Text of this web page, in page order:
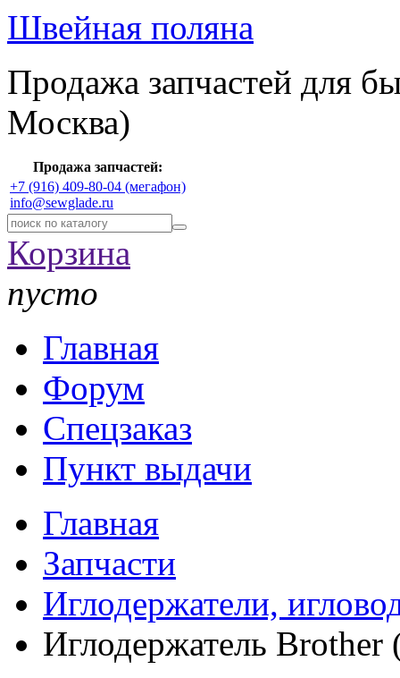
Швейная поляна
Продажа запчастей для
Москва)
Продажа запчастей:
+7 (916) 409-80-04 (мегафон)
info@sewglade.ru
Корзина
пусто
Главная
Форум
Спецзаказ
Пункт выдачи
Главная
Запчасти
Иглодержатели,
Иглодержатель Brother